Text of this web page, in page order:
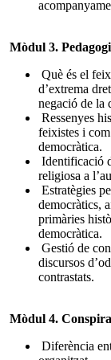
Mòdul 3.
Què és el
d’extrema
negació de la
Ressenyes
feixistes i
democràtica.
Identificació
religiosa a
Estratègies
democràtics,
primàries
democràtica.
Gestió de
discursos
contrastats.
Mòdul 4.
Diferència